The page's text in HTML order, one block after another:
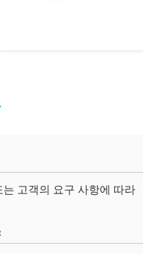
는 고객의 요구 사항에 따라